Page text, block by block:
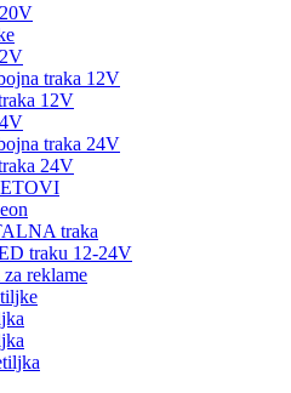
traka 12V
12V
traka 24V
24V
traka
traku 12-24V
reklame